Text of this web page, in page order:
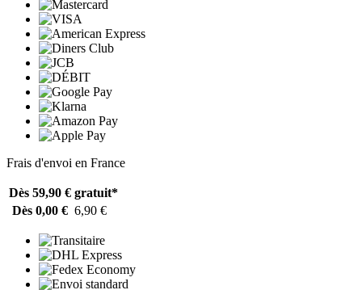
Frais d'envoi en France
Dès 59,90 € gratuit*
Dès 0,00 € 6,90 €